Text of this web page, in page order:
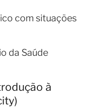
com situações
da Saúde
à